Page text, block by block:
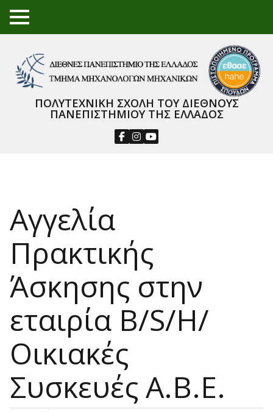
TO
GGL
NU
ΠΟΛΥΤΕΧΝΙΚΗ ΣΧΟΛΗ ΤΟΥ ΔΙΕΘΝΟΥΣ
ΠΑΝΕΠΙΣΤΗΜΙΟΥ ΤΗΣ ΕΛΛΑΔΟΣ
Αγγελία
Πρακτικής
Άσκησης στην
εταιρία B/S/H/
Οικιακές
Συσκευές Α.Β.Ε.